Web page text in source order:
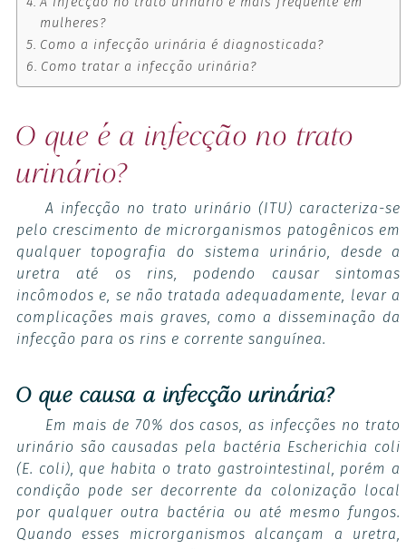
mulheres?
Como a infecção urinária é diagnosticada?
Como tratar a infecção urinária?
O que é a infecção no trato
urinário?
A infecção no trato urinário (ITU) caracteriza-se
pelo crescimento de microrganismos patogênicos em
qualquer topografia do sistema urinário, desde a
uretra até os rins, podendo causar sintomas
incômodos e, se não tratada adequadamente, levar a
complicações mais graves, como a disseminação da
infecção para os rins e corrente sanguínea.
O que causa a infecção urinária?
Em mais de 70% dos casos, as infecções no trato
urinário são causadas pela bactéria Escherichia coli
(E. coli), que habita o trato gastrointestinal, porém a
condição pode ser decorrente da colonização local
por qualquer outra bactéria ou até mesmo fungos.
Quando esses microrganismos alcançam a uretra,